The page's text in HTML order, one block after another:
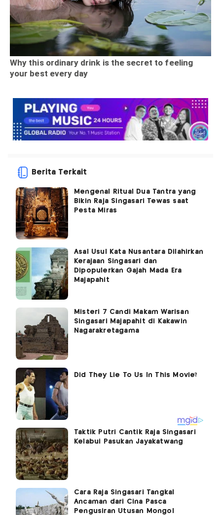
Berita Terkait
Mengenal Ritual Dua Tantra yang
Bikin Raja Singasari Tewas saat
Pesta Miras
Asal Usul Kata Nusantara Dilahirkan
Kerajaan Singasari dan
Dipopulerkan Gajah Mada Era
Majapahit
Misteri 7 Candi Makam Warisan
Singasari Majapahit di Kakawin
Nagarakretagama
Taktik Putri Cantik Raja Singasari
Kelabui Pasukan Jayakatwang
Cara Raja Singasari Tangkal
Ancaman dari Cina Pasca
Pengusiran Utusan Mongol